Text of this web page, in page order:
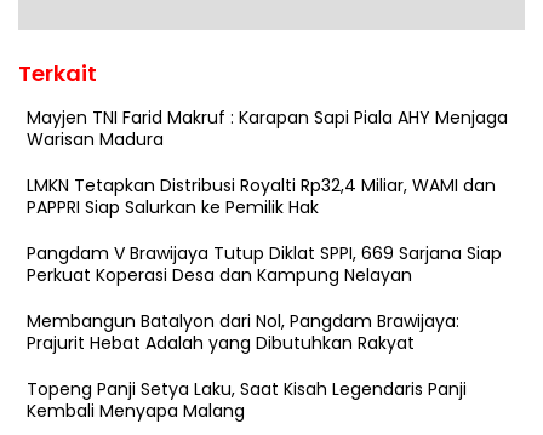
Terkait
Mayjen TNI Farid Makruf : Karapan Sapi Piala AHY Menjaga
Warisan Madura
LMKN Tetapkan Distribusi Royalti Rp32,4 Miliar, WAMI dan
PAPPRI Siap Salurkan ke Pemilik Hak
Pangdam V Brawijaya Tutup Diklat SPPI, 669 Sarjana Siap
Perkuat Koperasi Desa dan Kampung Nelayan
Membangun Batalyon dari Nol, Pangdam Brawijaya:
Prajurit Hebat Adalah yang Dibutuhkan Rakyat
Topeng Panji Setya Laku, Saat Kisah Legendaris Panji
Kembali Menyapa Malang